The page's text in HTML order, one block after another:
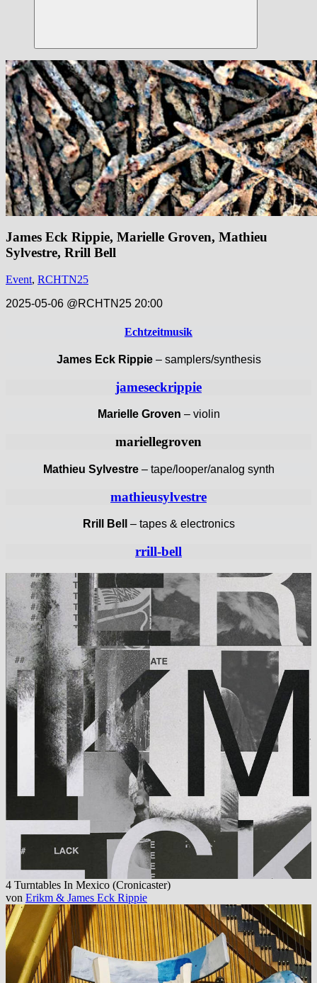
Suchen
James Eck Rippie, Marielle Groven, Mathieu
Sylvestre, Rrill Bell
Event, RCHTN25
2025-05-06 @RCHTN25 20:00
Echtzeitmusik
James Eck Rippie– samplers/synthesis
jameseckrippie
Marielle Groven – violin
mariellegroven
Mathieu Sylvestre– tape/looper/analog synth
mathieusylvestre
Rrill Bell – tapes & electronics
rrill-bell
4 Turntables In Mexico (Cronicaster)
von Erikm & James Eck Rippie